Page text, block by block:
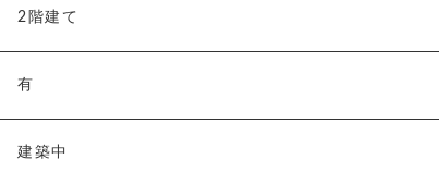
2階建て
有
建築中